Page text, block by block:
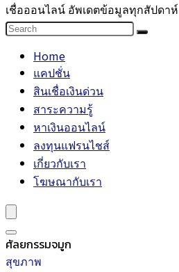
เชื่อออนไลน์ อัพเดตข้อมูลทุกสัปดาห์
Home
แคปชั่น
สินเชื่อเงินด่วน
สาระความรู้
หาเงินออนไลน์
ลงทุนแฟรนไชส์
เกี่ยวกับเรา
โฆษณากับเรา
ศัลยกรรมจมูก
สุขภาพ